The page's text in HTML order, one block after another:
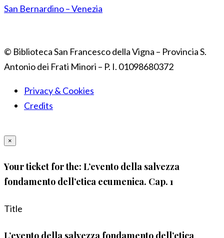
San Bernardino – Venezia
© Biblioteca San Francesco della Vigna – Provincia S.
Antonio dei Frati Minori – P. I. 01098680372
Privacy & Cookies
Credits
×
Your ticket for the: L’evento della salvezza
fondamento dell’etica ecumenica. Cap. 1
Title
L’evento della salvezza fondamento dell’etica